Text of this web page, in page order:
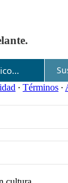
∙ Términos ∙